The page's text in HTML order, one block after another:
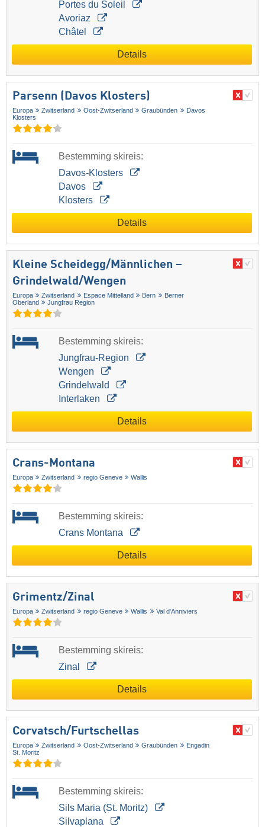
Portes du Soleil
Avoriaz
Châtel
Details
Parsenn (Davos Klosters)
Europa Zwitserland Oost-Zwitserland Graubünden
Davos
Klosters
Bestemming skireis:
Davos-Klosters
Davos
Klosters
Details
Kleine Scheidegg/​Männlichen –
Grindelwald/​Wengen
Europa Zwitserland Espace Mittelland Bern
Berner
Oberland
Jungfrau Region
Bestemming skireis:
Jungfrau-Region
Wengen
Grindelwald
Interlaken
Details
Crans-Montana
Europa Zwitserland regio Geneve Wallis
Bestemming skireis:
Crans Montana
Details
Grimentz/​Zinal
Europa Zwitserland regio Geneve Wallis Val d'Anniviers
Bestemming skireis:
Zinal
Details
Corvatsch/​Furtschellas
Europa Zwitserland Oost-Zwitserland Graubünden
Engadin
St. Moritz
Bestemming skireis:
Sils Maria (St. Moritz)
Silvaplana